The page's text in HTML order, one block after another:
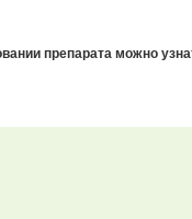
препарата можно